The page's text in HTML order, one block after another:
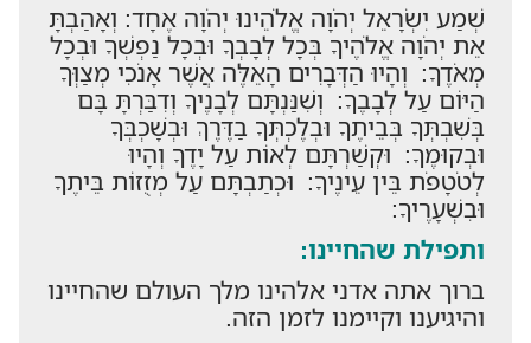
שְׁמַע יִשְׂרָאֵל יְהֹוָה אֱלֹהֵינוּ יְהֹוָה אֶחָד: וְאָהַבְתָּ
אֵת יְהֹוָה אֱלֹהֶיךָ בְּכָל לְבָבְךָ וּבְכָל נַפְשְׁךָ וּבְכָל
מְאֹדֶךָ: וְהָיוּ הַדְּבָרִים הָאֵלֶּה אֲשֶׁר אָנֹכִי מְצַוְּךָ
הַיּוֹם עַל לְבָבֶךָ: וְשִׁנַּנְתָּם לְבָנֶיךָ וְדִבַּרְתָּ בָּם
בְּשִׁבְתְּךָ בְּבֵיתֶךָ וּבְלֶכְתְּךָ בַדֶּרֶךְ וּבְשָׁכְבְּךָ
וּבְקוּמֶךָ: וּקְשַׁרְתָּם לְאוֹת עַל יָדֶךָ וְהָיוּ
לְטֹטָפֹת בֵּין עֵינֶיךָ: וּכְתַבְתָּם עַל מְזֻזוֹת בֵּיתֶךָ
וּבִשְׁעָרֶיךָ:
ותפילת שהחיינו:
ברוך אתה אדני אלהינו מלך העולם שהחיינו
והיגיענו וקיימנו לזמן הזה.